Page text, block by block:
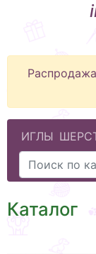
ИГЛЫ
Каталог